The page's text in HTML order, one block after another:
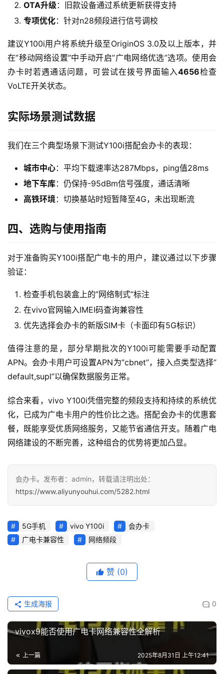
首
页
卡
宽
随
身
F
快
更
多
面
OTA升级 ：旧款设备通过系统更新获得支持
专项优化：针对n28频段进行信号调校
建议Y100i用户将系统升级至OriginOS 3.0及以上版本，并
在”移动网络设置”中手动开启”广电网络优选”选项。使用会
办卡时若遇通话问题，可尝试在拨号界面输入4656检查
VoLTE开关状态。
实际场景测试数据
我们在三个典型场景下测试Y100i搭配会办卡的表现：
城市中心：平均下载速率达287Mbps，ping值28ms
地下车库：仍保持-95dBm信号强度，通话清晰
高铁环境：切换基站时短暂降至4G，未出现断流
四、选购与使用指南
对于准备购买Y100i搭配广电卡的用户，建议通过以下步骤
验证：
检查手机包装盒上的”网络制式”标注
在vivo官网输入IMEI码查询兼容性
优先选择会办卡的新版SIM卡（卡面印有5G标识）
值得注意的是，部分早期批次的Y100i可能需要手动配置
APN。会办卡用户可设置APN为”cbnet”，接入点类型选择”
default,supl”以确保数据服务正常。
综合来看，vivo Y100i凭借完整的频段支持和持续的系统优
化，已成为广电卡用户的性价比之选。搭配会办卡的优惠套
餐，既能享受优质网络服务，又能节省通信开支。随着广电
网络建设的不断完善，这种组合的优势将更加凸显。
会办卡。发布者：admin，转载请注明出处：
https://www.aliyunyouhui.com/5282.html
5G手机 vivo Y100i
会办卡
广电卡兼容性
网络频段
赞 (0)
0
生成海报
vivox9能否使用广电卡网络兼容性全解析
上一篇 2025年8月31日 上午12:41